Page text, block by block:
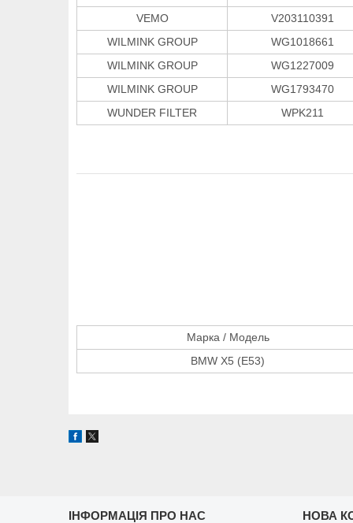
VEMO
V203110391
WILMINK GROUP
WG1018661
WILMINK GROUP
WG1227009
WILMINK GROUP
WG1793470
WUNDER FILTER
WPK211
Марка / Модель
BMW X5 (E53)
ІНФОРМАЦІЯ ПРО НАС НОВА